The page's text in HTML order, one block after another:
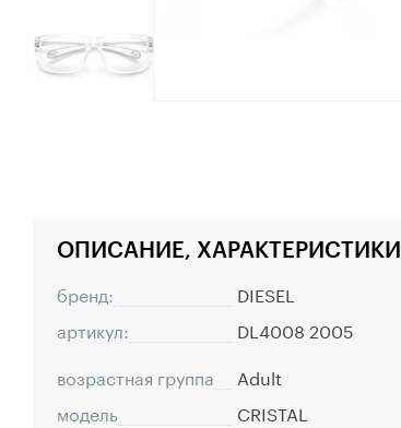
ОПИСАНИЕ, ХАРАКТЕРИСТИКИ
бренд:
DIESEL
артикул:
DL4008 2005
возрастная группа
Adult
модель
CRISTAL